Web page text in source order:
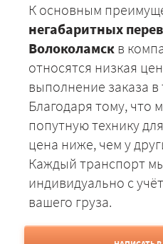
К основным
негабаритных
Волоколамск в
относятся низкая
выполнение заказа в
Благодаря тому, что
попутную технику
цена ниже, чем у
Каждый транспорт
индивидуально с
вашего груза.